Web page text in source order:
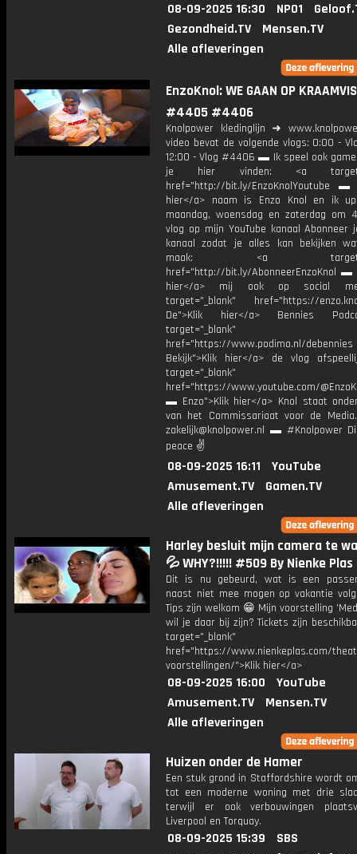
08-09-2025 16:30 NPO1
Gezondheid.TV
Mensen.TV
Alle afleveringen
EnzoKnol: WE GAAN OP
#4405 #4406
Knolpower kledinglijn ➜
video bevat de volgende vlogs: 0:00 -
12:00 - Vlog #4406 ▬ Ik speel ook
je hier vinden: <a
href="http://bit.ly/EnzoKnolYoutube ▬
hier</a> naam is Enzo Knol en ik
maandag, woensdag en zaterdag om
vlog op mijn YouTube kanaal Abonneer
kanaal zodat je alles kan bekijken
maak: <a
href="http://bit.ly/AbonneerEnzoKnol ▬
hier</a> mij ook op social
target="_blank" href="https://
De">Klik hier</a> Bennies
target="_blank"
href="https://www.podimo.nl/debennies
Bekijk">Klik hier</a> de vlog
target="_blank"
href="https://www.youtube.com/
▬ Enzo">Klik hier</a> Knol staat
van het Commissariaat voor de
zakelijk@knolpower.nl ▬ #Knolpower
peace ✌
08-09-2025 16:11
YouTube
Amusement.TV
Gamen.TV
Alle afleveringen
Harley besluit mijn camera te
💦 WHY?!!!!! #509 By Nienke Plas
Dit is nu gebeurd, wat is een
naast niet mee mogen op vakantie
Tips zijn welkom 😁 Mijn voorstelling
wil je daar bij zijn? Tickets zijn
target="_blank"
href="https://www.nienkeplas.com/
voorstellingen/">Klik hier</a>
08-09-2025 16:00
YouTube
Amusement.TV
Mensen.TV
Alle afleveringen
Huizen onder de Hamer
Een stuk grond in Staffordshire wordt
tot een moderne woning met drie
terwijl er ook verbouwingen
Liverpool en Torquay.
08-09-2025 15:39
SBS